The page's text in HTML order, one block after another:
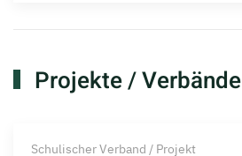
Projekte / Verbände
Schulischer Verband / Projekt